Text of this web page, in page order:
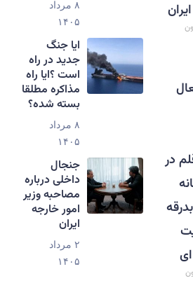
در
۸ مرداد
۱۴۰۵
ایا جنگ
جدید در راه
است ؟ایا راه
مذاکره مطلقا
بسته شده؟
۸ مرداد
۱۴۰۵
جنجال
داخلی درباره
مصاحبه وزیر
امور خارجه
ایران
۲ مرداد
۱۴۰۵